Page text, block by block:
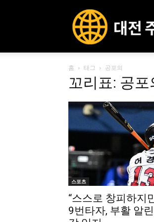
전
주
홈 태그 공포의
꼬리표: 공포
스포츠
“스스로 창피하지
9번타자, 부활 알